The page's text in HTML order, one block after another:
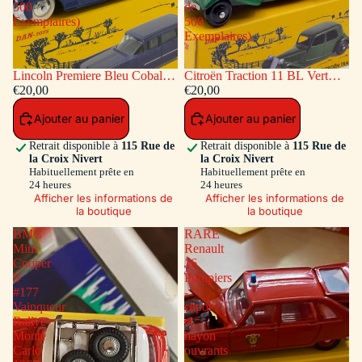
500
Exemplaires)
Lincoln Premiere Bleu Cobalt
(Série de 500 Exemplaires)
€20,00
Ajouter au panier
Retrait disponible à 115 Rue de
la Croix Nivert
Habituellement prête en
24 heures
Afficher les informations de
la boutique
de
500
Exemplaires)
Citroën Traction 11 BL Vert
(Série de 500 Exemplaires)
€20,00
Ajouter au panier
Retrait disponible à 115 Rue de
la Croix Nivert
Habituellement prête en
24 heures
Afficher les informations de
la boutique
BMC
Mini
Cooper
S
#177
Vainqueur
Rallye
Monte
Carlo
RARE
Renault
16
Pompiers
-
capot
et
hayon
ouvrants